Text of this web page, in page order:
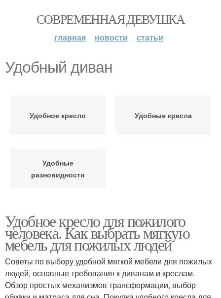
СОВРЕМЕННАЯ ДЕВУШКА
главная новости статьи
Удобный диван
Удобное кресло Удобные кресла
Удобные
разновидности
Удобное кресло для пожилого
человека. Как выбрать мягкую
мебель для пожилых людей
Советы по выбору удобной мягкой мебели для пожилых
людей, основные требования к диванам и креслам.
Обзор простых механизмов трансформации, выбор